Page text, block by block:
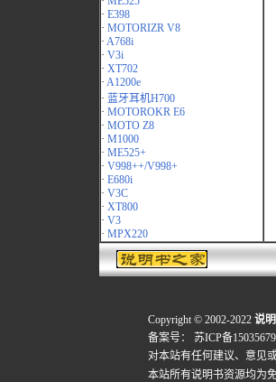
· E398
· MOTORIZR V8
· A768i
· V3i
· XT702
· A1200e
· 蓝牙耳机H700
· MOTOROKR E6
· MOTO Z8
· M1000
· ME525+
· V998++/V998+
· E680i
· V3C
· XT800
· V3
· MPX220
Copyright © 2002-2022 说
备案号：
苏ICP备
对本站有任何建议、意见或
本站所有说明书资源均为